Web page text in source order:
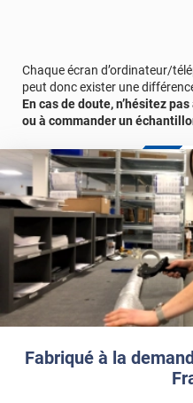
Fabriqué à la
Chaque écran d’ordinateur/
peut donc exister une
En cas de doute, n’hésitez
ou à commander un